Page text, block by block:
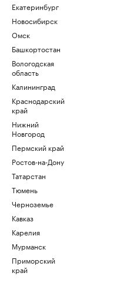
Екатеринбург
Новосибирск
Омск
Башкортостан
Вологодская
область
Калининград
Краснодарский
край
Нижний
Новгород
Пермский край
Ростов-на-Дону
Татарстан
Тюмень
Черноземье
Кавказ
Карелия
Мурманск
Приморский
край